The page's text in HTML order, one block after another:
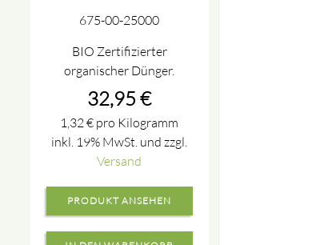
675-00-25000
BIO Zertifizierter
organischer Dünger.
32,95€
1,32€ pro Kilogramm
inkl. 19% MwSt. und zzgl.
Versand
PRODUKT ANSEHEN